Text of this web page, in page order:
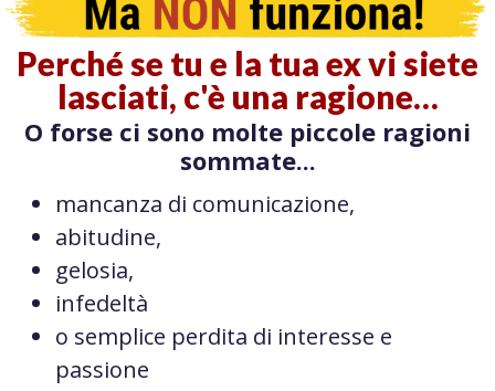
Perché se tu e la tua ex vi siete
lasciati, c'è una ragione…
O forse ci sono molte piccole ragioni
sommate...
mancanza di comunicazione,
abitudine,
gelosia,
infedeltà
o semplice perdita di interesse e
passione